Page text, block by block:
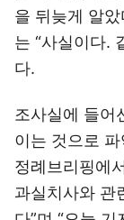
을 뒤늦게 알았
는 “사실이다.
다.
조사실에 들어
이는 것으로
정례브리핑에
과실치사와 관